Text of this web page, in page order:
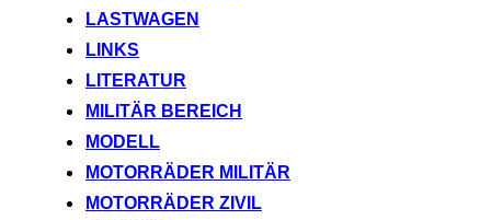
LASTWAGEN
LINKS
LITERATUR
MILITÄR BEREICH
MODELL
MOTORRÄDER MILITÄR
MOTORRÄDER ZIVIL